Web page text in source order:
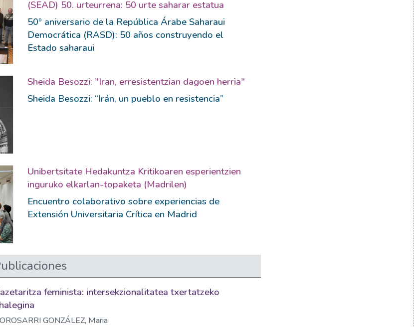
(SEAD) 50. urteurrena: 50 urte saharar estatua
50º aniversario de la República Árabe Saharaui
Democrática (RASD): 50 años construyendo el
Estado saharaui
Sheida Besozzi: "Iran, erresistentzian dagoen herria"
Sheida Besozzi: “Irán, un pueblo en resistencia”
Unibertsitate Hedakuntza Kritikoaren esperientzien
inguruko elkarlan-topaketa (Madrilen)
Encuentro colaborativo sobre experiencias de
Extensión Universitaria Crítica en Madrid
feminista: intersekzionalitatea txertatzeko
GONZÁLEZ, Maria